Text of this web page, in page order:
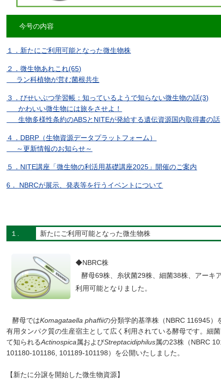
今号の内容
１． 新たにご利用可能となった微生物株
２．微生物あれこれ(65)
ラン科植物が営む菌根共生
３．びせいぶつ学習帳：知っているようで知らない微生物の話(3)
かわいい微生物には旅をさせよ！
生物多様性条約のABSとNITEが発給する遺伝資源国内取得書の話
４． DBRP（生物資源データプラットフォーム）
～更新情報のお知らせ～
５． NITE講座「微生物の利活用基礎講座2025」開催のご案内
6． NBRCが展示、発表等を行うイベントについて
１. 新たにご利用可能となった微生物株
◆NBRC株
酵母69株、糸状菌29株、細菌38株、アーキ
利用可能となりました。
酵母ではKomagataella phaffiiの分類学的基準株（NBRC 116945）
有用タンパク質の生産宿主として広く利用されている酵母です。細
て知られるActinospica属およびStreptacidiphilus属の23株（NBRC
101180-101186, 101189-101198）を公開いたしました。
【新たに分譲を開始した微生物資源】